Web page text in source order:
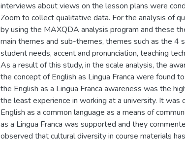
interviews about views on the lesson plans were
Zoom to collect qualitative data. For the analysis of
by using the MAXQDA analysis program and these
main themes and sub-themes, themes such as the 4
student needs, accent and pronunciation, teaching
As a result of this study, in the scale analysis, the
the concept of English as Lingua Franca were found
the English as a Lingua Franca awareness was the
the least experience in working at a university. It was
English as a common language as a means of
as a Lingua Franca was supported and they
observed that cultural diversity in course materials